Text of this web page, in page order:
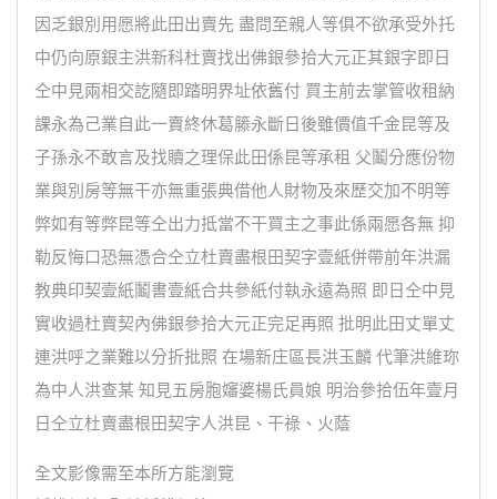
因乏銀別用愿將此田出賣先 盡問至親人等俱不欲承受外托
中仍向原銀主洪新科杜賣找出佛銀參拾大元正其銀字即日
仝中見兩相交訖隨即踏明界址依舊付 買主前去掌管收租納
課永為己業自此一賣終休葛籐永斷日後雖價值千金昆等及
子孫永不敢言及找贖之理保此田係昆等承租 父鬮分應份物
業與別房等無干亦無重張典借他人財物及來歷交加不明等
弊如有等弊昆等仝出力抵當不干買主之事此係兩愿各無 抑
勒反悔口恐無憑合仝立杜賣盡根田契字壹紙併帶前年洪漏
教典印契壹紙鬮書壹紙合共參紙付執永遠為照 即日仝中見
實收過杜賣契內佛銀參拾大元正完足再照 批明此田丈單丈
連洪呼之業難以分折批照 在場新庄區長洪玉麟 代筆洪維珎
為中人洪查某 知見五房胞嬸婆楊氏員娘 明治參拾伍年壹月
日仝立杜賣盡根田契字人洪昆、干祿、火蔭
全文影像需至本所方能瀏覽